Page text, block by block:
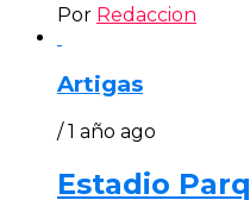
Por Redaccion
Artigas
/ 1 año ago
Estadio